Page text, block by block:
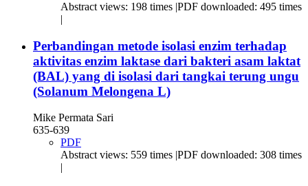
Abstract views: 198 times |PDF downloaded: 495 times
|
Perbandingan metode isolasi enzim terhadap
aktivitas enzim laktase dari bakteri asam laktat
(BAL) yang di isolasi dari tangkai terung ungu
(Solanum Melongena L)
Mike Permata Sari
635-639
PDF
Abstract views: 559 times |PDF downloaded: 308 times
|